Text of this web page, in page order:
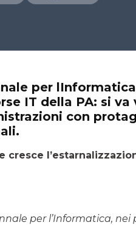
per
IT della PA: si
con
cresce
per l’Informatica,